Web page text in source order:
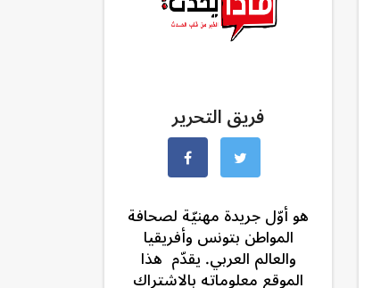
فريق التحرير
هو أوّل جريدة مهنيّة لصحافة
المواطن بتونس وأفريقيا
والعالم العربي. يقدّم هذا
الموقع معلوماته بالاشتراك